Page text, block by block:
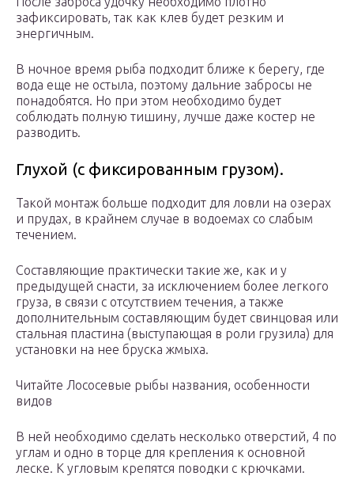
зафиксировать, так как клев будет резким и
энергичным.
В ночное время рыба подходит ближе к берегу, где
вода еще не остыла, поэтому дальние забросы не
понадобятся. Но при этом необходимо будет
соблюдать полную тишину, лучше даже костер не
разводить.
Глухой (с фиксированным грузом).
Такой монтаж больше подходит для ловли на озерах
и прудах, в крайнем случае в водоемах со слабым
течением.
Составляющие практически такие же, как и у
предыдущей снасти, за исключением более легкого
груза, в связи с отсутствием течения, а также
дополнительным составляющим будет свинцовая или
стальная пластина (выступающая в роли грузила) для
установки на нее бруска жмыха.
Читайте Лососевые рыбы названия, особенности
видов
В ней необходимо сделать несколько отверстий, 4 по
углам и одно в торце для крепления к основной
леске. К угловым крепятся поводки с крючками.